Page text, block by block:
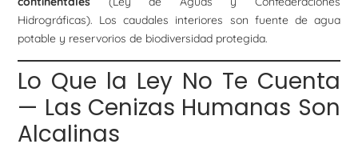
Hidrográficas). Los caudales interiores son fuente de agua
potable y reservorios de biodiversidad protegida.
Lo Que la Ley No Te Cuenta
— Las Cenizas Humanas Son
Alcalinas